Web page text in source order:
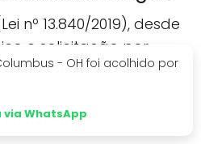
nº 13.840/2019), desde
e solicitação por
legal.- OH foi acolhido por
via WhatsApp